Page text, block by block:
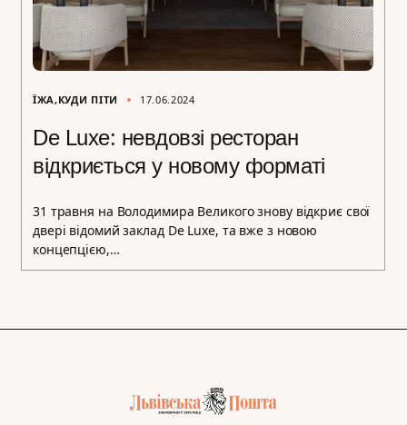
ЇЖА КУДИ ПІТИ 17.06.2024
De Luxe: невдовзі ресторан
відкриється у новому форматі
31 травня на Володимира Великого знову відкриє свої
двері відомий заклад De Luxe, та вже з новою
концепцією,…